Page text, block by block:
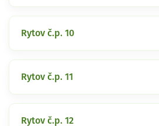
Rytov č.p. 10
Rytov č.p. 11
Rytov č.p. 12